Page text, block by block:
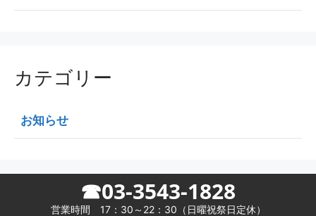
カテゴリー
お知らせ
☎03-3543-1828
営業時間 17：30～22：30（日曜祝祭日定休）